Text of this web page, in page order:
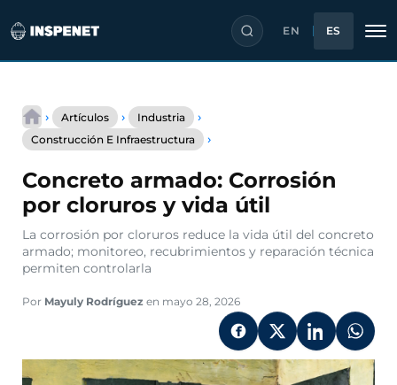
contenido
EN ES
› Artículos › Industria ›
Construcción E Infraestructura ›Concreto
por
cloruros
y
vida
útil
Concreto armado: Corrosión
por cloruros y vida útil
La corrosión por cloruros reduce la vida útil del concreto
armado; monitoreo, recubrimientos y reparación técnica
permiten controlarla
Por Mayuly Rodríguez en mayo 28, 2026